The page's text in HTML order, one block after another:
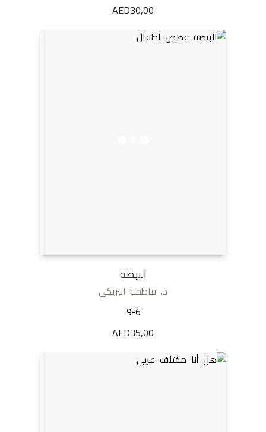
AED30,00
البيضة
د. فاطمة البريكي
9-6
AED35,00